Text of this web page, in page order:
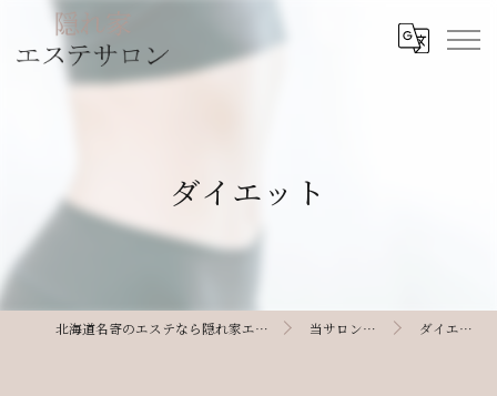
ダイエット
北海道名寄のエステなら隠れ家エステサロン 当サロンの特徴 ダイエット